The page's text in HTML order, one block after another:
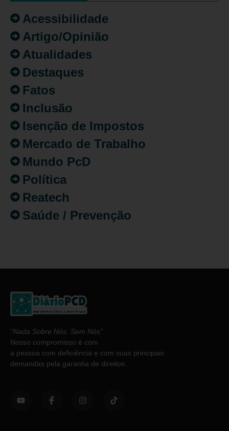
Acessibilidade
Artigo/Opinião
Atualidades
Destaques
Fatos
Inclusão
Isenção de Impostos
Mercado de Trabalho
Mundo PcD
Política
Reatech
Saúde / Prevenção
“Nada Sobre Nós. Sem Nós”.
Nosso compromisso é com
a pessoa com deficiência e com suas principais
demandas pela garantia de direitos.